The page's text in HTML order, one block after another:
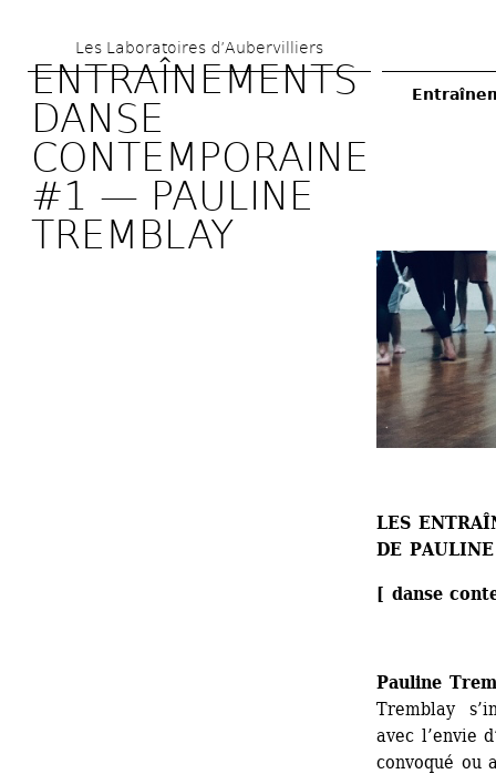
to
main
content
Les Laboratoires d’Aubervilliers
ENTRAÎNEMENTS
DANSE
CONTEMPORAINE
#1 — PAULINE
TREMBLAY
LES
DE
[ danse
Pauline
Tremblay
avec l’envie
convoqué ou